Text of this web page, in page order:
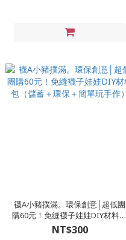
襪A小豬撲滿。環保創意│超低團
購60元！免縫襪子娃娃DIY材料包
（儲蓄＋環保＋簡單玩手作）
NT$300